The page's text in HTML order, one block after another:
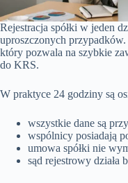
Rejestracja spółki w jeden
uproszczonych
który pozwala na szybkie
do KRS.
W praktyce 24 godziny są
wszystkie dane są
wspólnicy posiadają
umowa spółki nie
sąd rejestrowy działa